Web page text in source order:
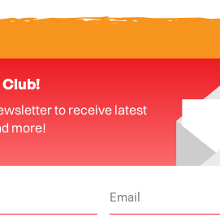
to receive latest
more!